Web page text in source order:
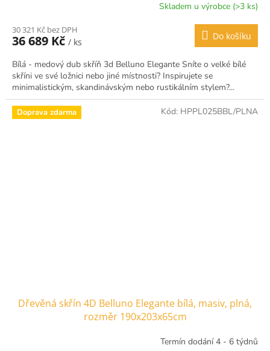
Skladem u výrobce (>3 ks)
30 321 Kč bez DPH
36 689 Kč / ks
Do košíku
Bílá - medový dub skříň 3d Belluno Elegante Sníte o velké bílé
skříni ve své ložnici nebo jiné místnosti? Inspirujete se
minimalistickým, skandinávským nebo rustikálním stylem?...
Doprava zdarma
Dřevěná skřín 4D Belluno Elegante bílá, masiv, plná,
rozměr 190x203x65cm
Termín dodání 4 - 6 týdnů
Kód: HPPL025BBL/PLNA